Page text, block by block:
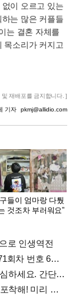
이 오르고 있는
는 많은 커플들
는 결혼 자체를
목소리가 커지고
재배포를 금지합니다. ]
기자 pkmj@allidio.com
들이 엄마랑 다퉜
것조차 부러워요”
로 인생역전
개!? 꼭 확인해라!
단치료법 나왔다!
! 미리 투자..